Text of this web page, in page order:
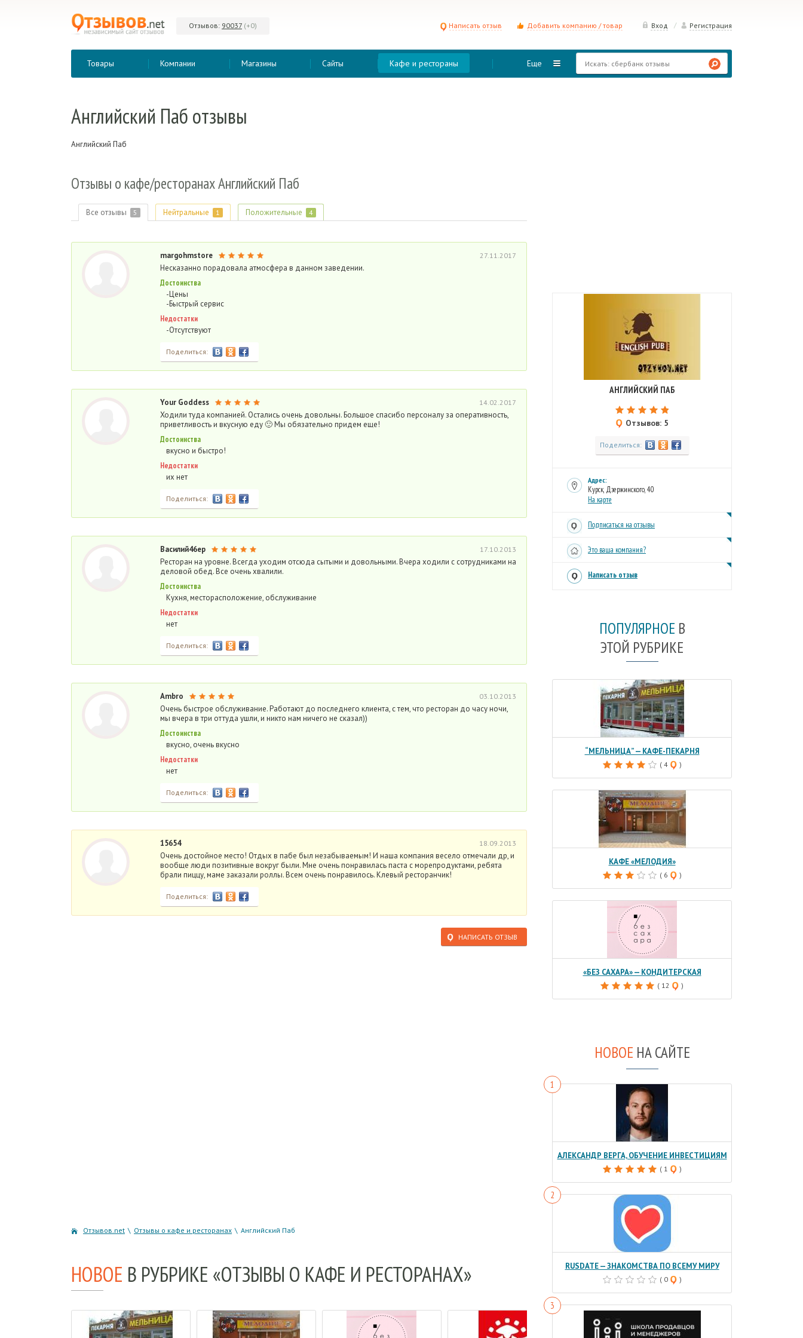
Отзывов: 90037 (+0) Добавить компанию / товар Вход / Регистрация
Написать отзыв
Товары Компании Магазины Сайты Кафе и рестораны Еще
Английский Паб отзывы
Английский Паб
Отзывы о кафе/ресторанах Английский Паб
Все отзывы 5 Нейтральные 1 Положительные 4
margohmstore 27.11.2017
Несказанно порадовала атмосфера в данном заведении.
Достоинства
-Цены
-Быстрый сервис
Недостатки
-Отсутствуют
Поделиться:
Your Goddess 14.02.2017
Ходили туда компанией. Остались очень довольны. Большое спасибо персоналу за оперативность,
приветливость и вкусную еду 🙂 Мы обязательно придем еще!
Достоинства
вкусно и быстро!
Недостатки
их нет
Поделиться:
Василий46ер 17.10.2013
Ресторан на уровне. Всегда уходим отсюда сытыми и довольными. Вчера ходили с сотрудниками на
деловой обед. Все очень хвалили.
Достоинства
Кухня, месторасположение, обслуживание
Недостатки
нет
Поделиться:
Ambro 03.10.2013
Очень быстрое обслуживание. Работают до последнего клиента, с тем, что ресторан до часу ночи,
мы вчера в три оттуда ушли, и никто нам ничего не сказал))
Достоинства
вкусно, очень вкусно
Недостатки
нет
Поделиться:
15654 18.09.2013
Очень достойное место! Отдых в пабе был незабываемым! И наша компания весело отмечали др, и
вообще люди позитивные вокруг были. Мне очень понравилась паста с морепродуктами, ребята
брали пиццу, маме заказали роллы. Всем очень понравилось. Клевый ресторанчик!
Поделиться:
НАПИСАТЬ ОТЗЫВ
Отзывов.net \ Отзывы о кафе и ресторанах \ Английский Паб
НОВОЕ В РУБРИКЕ «ОТЗЫВЫ О КАФЕ И РЕСТОРАНАХ»
АНГЛИЙСКИЙ ПАБ
Отзывов: 5
Поделиться:
Адрес:
Курск, Дзержинского, 40
На карте
Подписаться на отзывы
Это ваша компания?
Написать отзыв
ПОПУЛЯРНОЕ В
ЭТОЙ РУБРИКЕ
“МЕЛЬНИЦА” — КАФЕ-ПЕКАРНЯ
( 4 )
КАФЕ «МЕЛОДИЯ»
( 6 )
«БЕЗ САХАРА» — КОНДИТЕРСКАЯ
( 12 )
НОВОЕ НА САЙТЕ
АЛЕКСАНДР ВЕРГА, ОБУЧЕНИЕ ИНВЕСТИЦИЯМ
( 1 )
RUSDATE — ЗНАКОМСТВА ПО ВСЕМУ МИРУ
( 0 )